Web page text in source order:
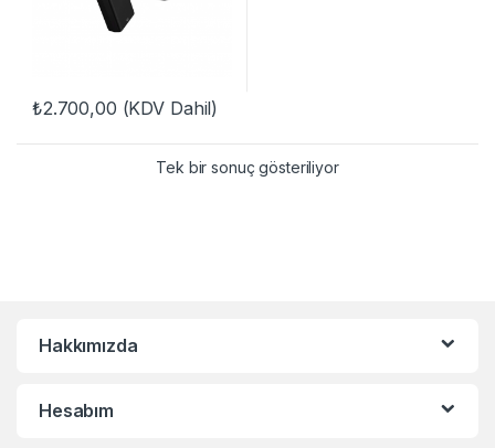
₺2.700,00 (KDV Dahil)
Tek bir sonuç gösteriliyor
Hakkımızda
Hesabım